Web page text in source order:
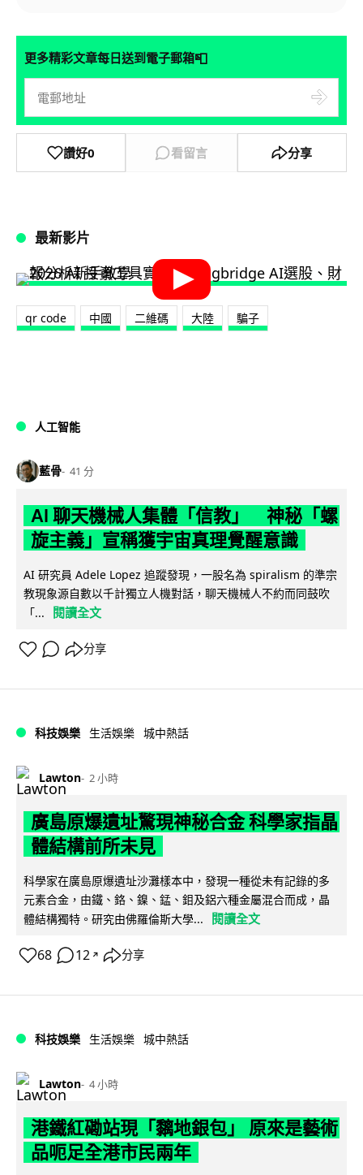
更多精彩文章每日送到電子郵箱📮
讚好0 看留言 分享
最新影片
qr code 中國 二維碼 大陸 騙子
人工智能
藍骨 41 分
AI 聊天機械人集體「信教」 神秘「螺
旋主義」宣稱獲宇宙真理覺醒意識
AI 研究員 Adele Lopez 追蹤發現，一股名為 spiralism 的準宗
教現象源自數以千計獨立人機對話，聊天機械人不約而同鼓吹
「...
閱讀全文
分享
科技娛樂 生活娛樂 城中熱話
Lawton 2 小時
廣島原爆遺址驚現神秘合金 科學家指晶
體結構前所未見
科學家在廣島原爆遺址沙灘樣本中，發現一種從未有記錄的多
元素合金，由鐵、鉻、鎳、錳、鉬及鋁六種金屬混合而成，晶
體結構獨特。研究由佛羅倫斯大學...
閱讀全文
68 12 ↗ 分享
科技娛樂 生活娛樂 城中熱話
Lawton 4 小時
港鐵紅磡站現「黐地銀包」 原來是藝術
品呃足全港市民兩年